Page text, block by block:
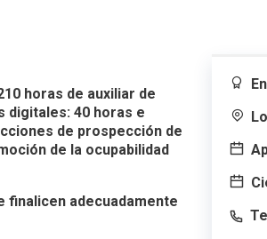
horas de auxiliar de
40 horas e
de prospección de
de la ocupabilidad
finalicen adecuadamente